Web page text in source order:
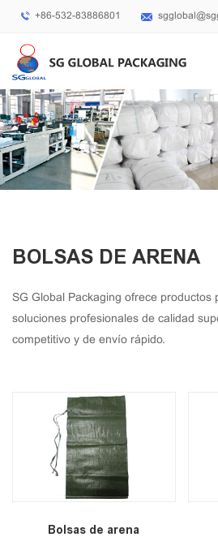
+86-532-83886801
BOLSAS DE ARENA
SG Global Packaging ofrece productos
soluciones profesionales de calidad
competitivo y de envío rápido.
Bolsas de arena